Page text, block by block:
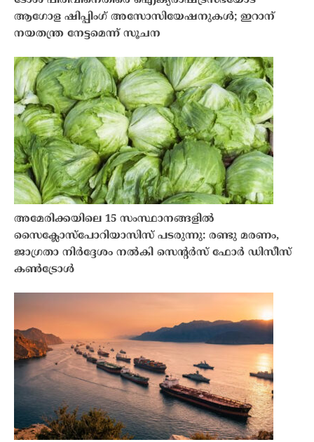
ആഗോള ഷിപ്പിംഗ് അസോസിയേഷനുകൾ; ഇറാന്
നയതന്ത്ര നേട്ടമെന്ന് സൂചന
അമേരിക്കയിലെ 15 സംസ്ഥാനങ്ങളിൽ
സൈക്ലോസ്പോറിയാസിസ് പടരുന്നു: രണ്ടു മരണം,
ജാഗ്രതാ നിർദ്ദേശം നൽകി സെന്റർസ് ഫോർ ഡിസീസ്
കൺട്രോൾ